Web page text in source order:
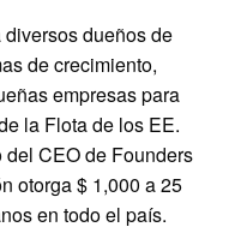
dueños de
de crecimiento,
empresas para
la Flota de los EE.
del CEO de Founders
otorga $ 1,000 a 25
en todo el país.